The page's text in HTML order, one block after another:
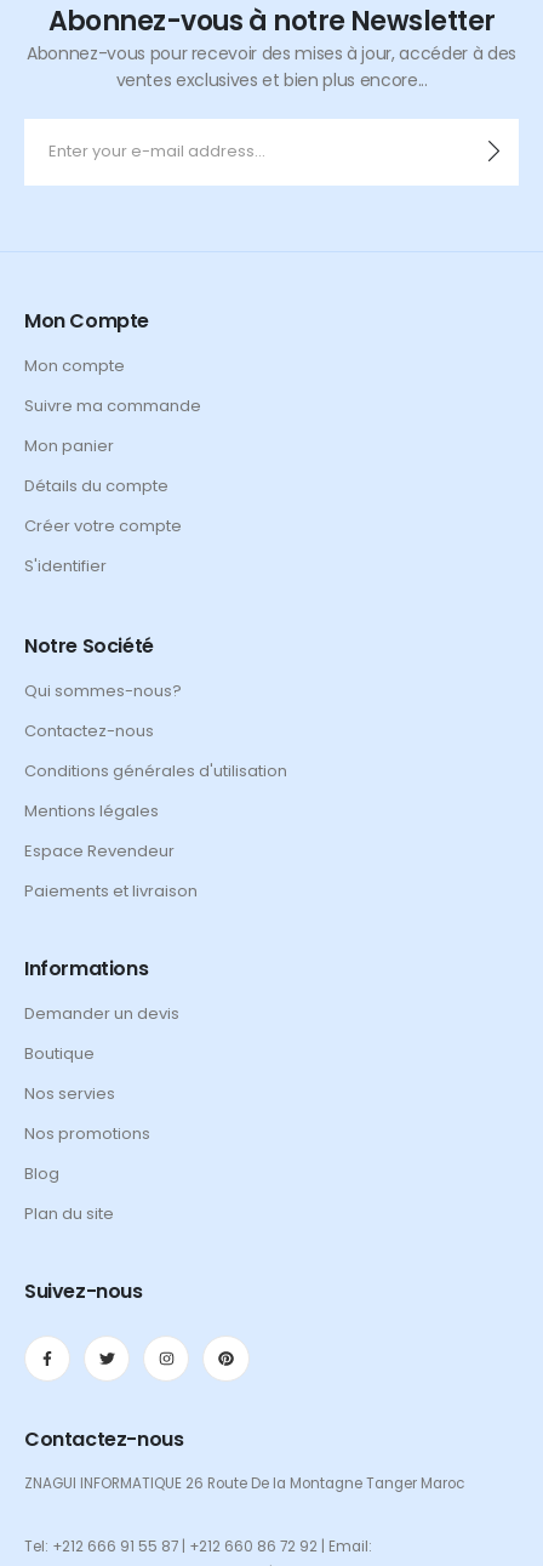
Abonnez-vous à notre Newsletter
Abonnez-vous pour recevoir des mises à jour, accéder à des
ventes exclusives et bien plus encore...
Mon Compte
Mon compte
Suivre ma commande
Mon panier
Détails du compte
Créer votre compte
S'identifier
Notre Société
Qui sommes-nous?
Contactez-nous
Conditions générales d'utilisation
Mentions légales
Espace Revendeur
Paiements et livraison
Informations
Demander un devis
Boutique
Nos servies
Nos promotions
Blog
Plan du site
Suivez-nous
Contactez-nous
ZNAGUI INFORMATIQUE 26 Route De la Montagne Tanger Maroc
Tel: +212 666 91 55 87 | +212 660 86 72 92 | Email: